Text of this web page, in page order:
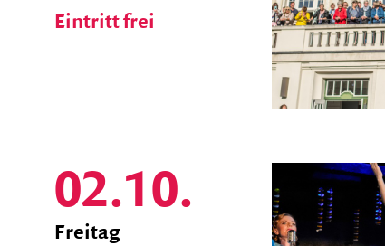
Eintritt frei
02.10.
zum
Freitag